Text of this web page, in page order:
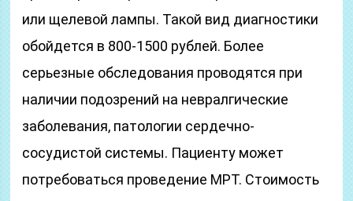
или щелевой лампы. Такой вид диагностики
обойдется в 800-1500 рублей. Более
серьезные обследования проводятся при
наличии подозрений на невралгические
заболевания, патологии сердечно-
сосудистой системы. Пациенту может
потребоваться проведение МРТ. Стоимость